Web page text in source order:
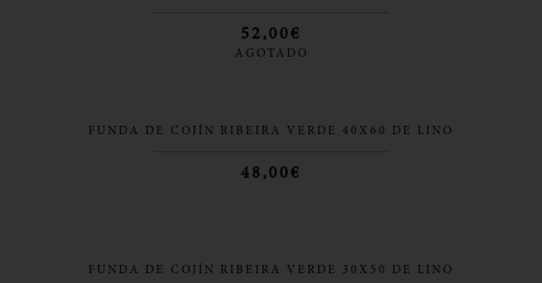
52,00€
AGOTADO
FUNDA DE COJÍN RIBEIRA VERDE 40X60 DE LINO
48,00€
FUNDA DE COJÍN RIBEIRA VERDE 30X50 DE LINO